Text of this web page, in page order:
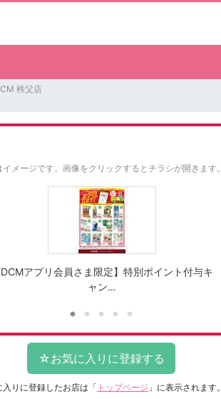
秩父店
メージです。 画像をクリックするとチラシが開きます。
DCMアプリ会員さま限定】特別ポイント付与キ
ャン…
入りに登録したお店は 「 トップページ 」に表示されます。